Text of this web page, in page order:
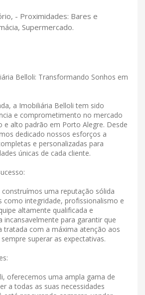
- Proximidades: Bares e
Supermercado.
Belloli: Transformando Sonhos em
a Imobiliária Belloli tem sido
e comprometimento no mercado
e alto padrão em Porto Alegre. Desde
dedicado nossos esforços a
e personalizadas para
únicas de cada cliente.
uma reputação sólida
como integridade, profissionalismo e
altamente qualificada e
incansavelmente para garantir que
tratada com a máxima atenção aos
superar as expectativas.
oferecemos uma ampla gama de
a todas as suas necessidades